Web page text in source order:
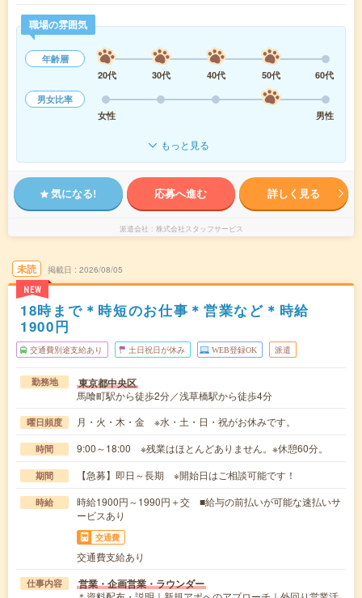
職場の雰囲気
年齢層
20代
30代 40代 50代
60代
男女比率
女性
男性
もっと見る
気になる! 応募へ進む 詳しく見る
派遣会社 株式会社スタッフサービス
未読
NEW
掲載日 2026/08/05
18時まで＊時短のお仕事＊営業など＊時給
1900円
交通費別途支給あり 土日祝日が休み WEB登録OK 派遣
勤務地 東京都中央区
馬喰町駅から徒歩2分／浅草橋駅から徒歩4分
曜日頻度 月・火・木・金 ※水・土・日・祝がお休みです。
時間 9:00～18:00 ※残業はほとんどありません。※休憩60分。
期間 【急募】即日～長期 ※開始日はご相談可能です！
時給
時給1900円～1990円＋交 ■給与の前払いが可能な速払いサ
ービスあり
交通費
交通費支給あり
仕事内容 営業・企画営業・ラウンダー